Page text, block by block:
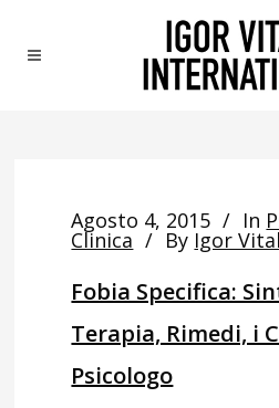
Agosto 4, 2015 In
Clinica By Igor
Fobia Specifica:
Terapia, Rimedi, i
Psicologo